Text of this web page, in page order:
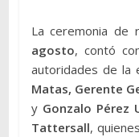
La ceremonia de
agosto, contó
autoridades de la
Matas, Gerente
y Gonzalo Pérez
Tattersall,